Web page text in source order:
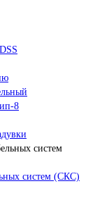
8
систем (СКС)